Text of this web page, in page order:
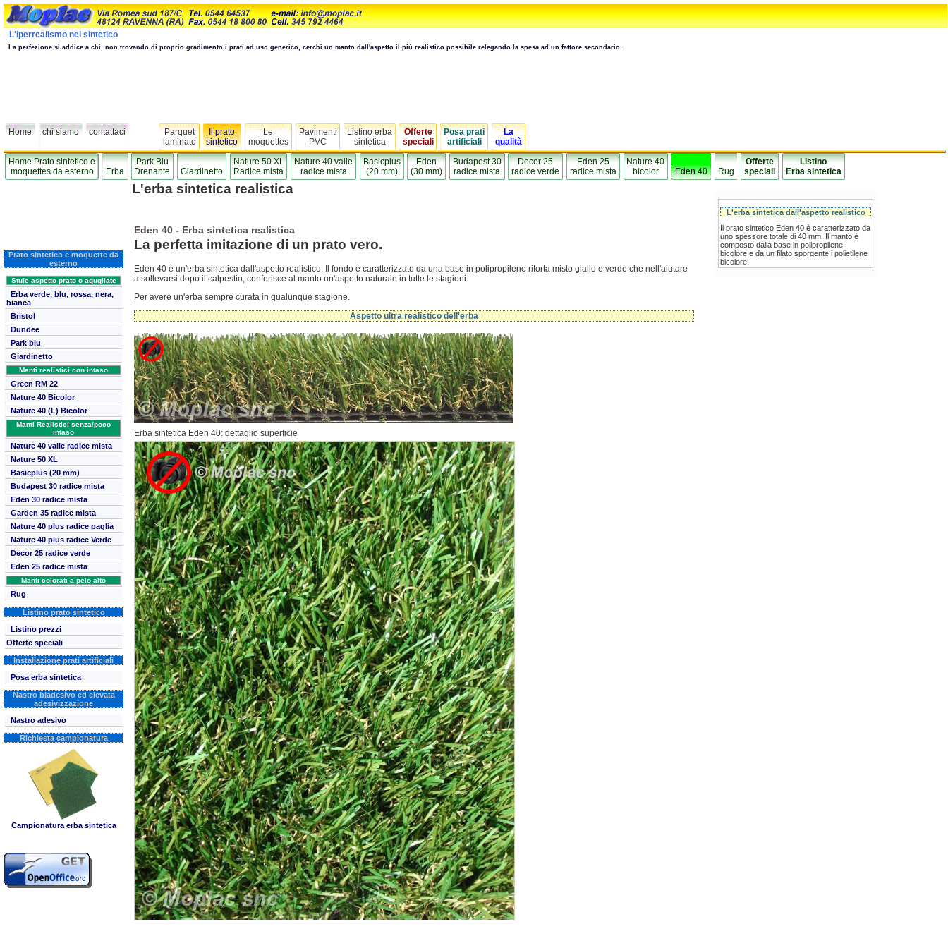
L'iperrealismo nel sintetico
La perfezione si addice a chi, non trovando di proprio gradimento i prati ad uso generico, cerchi un manto dall'aspetto il piú realistico possibile relegando la spesa ad un fattore secondario.
Home chi siamo contattaci
Parquet
laminato
Il prato
sintetico
Le
moquettes
Pavimenti
PVC
Listino erba
sintetica
Offerte
speciali
Posa prati
artificiali
La
qualità
Home Prato sintetico e
moquettes da esterno
Erba
Park Blu
Drenante
Giardinetto
Nature 50 XL
Radice mista
Nature 40 valle
radice mista
Basicplus
(20 mm)
Eden
(30 mm)
Budapest 30
radice mista
Decor 25
radice verde
Eden 25
radice mista
Nature 40
bicolor
Eden 40 Rug
Offerte
speciali
Listino
Erba sintetica
Prato sintetico e moquette da
esterno
Stuie aspetto prato o agugliate
Erba verde, blu, rossa, nera,
bianca
Bristol
Dundee
Park blu
Giardinetto
Manti realistici con intaso
Green RM 22
Nature 40 Bicolor
Nature 40 (L) Bicolor
Manti Realistici senza/poco
intaso
Nature 40 valle radice mista
Nature 50 XL
Basicplus (20 mm)
Budapest 30 radice mista
Eden 30 radice mista
Garden 35 radice mista
Nature 40 plus radice paglia
Nature 40 plus radice Verde
Decor 25 radice verde
Eden 25 radice mista
Manti colorati a pelo alto
Rug
Listino prato sintetico
Listino prezzi
Offerte speciali
Installazione prati artificiali
Posa erba sintetica
Nastro biadesivo ed elevata
adesivizzazione
Nastro adesivo
Richiesta campionatura
Campionatura erba sintetica
L'erba sintetica realistica
Eden 40 - Erba sintetica realistica
La perfetta imitazione di un prato vero.
Eden 40 è un'erba sintetica dall'aspetto realistico. Il fondo è caratterizzato da una base in polipropilene ritorta misto giallo e verde che nell'aiutare
a sollevarsi dopo il calpestio, conferisce al manto un'aspetto naturale in tutte le stagioni
Per avere un'erba sempre curata in qualunque stagione.
Aspetto ultra realistico dell'erba
Erba sintetica Eden 40: dettaglio superficie
L'erba sintetica dall'aspetto realistico
Il prato sintetico Eden 40 è caratterizzato da
uno spessore totale di 40 mm. Il manto è
composto dalla base in polipropilene
bicolore e da un filato sporgente i polietilene
bicolore.